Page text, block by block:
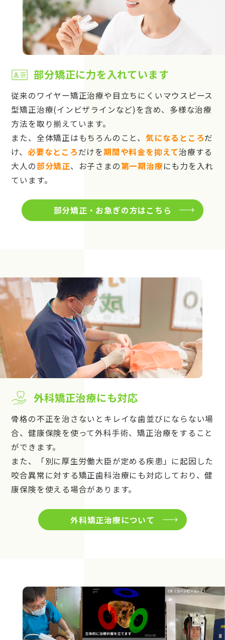
部分矯正に力を入れています
従来のワイヤー矯正治療や目立ちにくいマウスピース
型矯正治療(インビザラインなど)を含め、多様な治療
方法を取り揃えています。
また、全体矯正はもちろんのこと、 気になるところだ
け、 必要なところだけを期間や料金を抑えて治療する
大人の部分矯正、お子さまの第一期治療にも力を入れ
ています。
部分矯正・お急ぎの方はこちら
外科矯正治療にも対応
骨格の不正を治さないとキレイな歯並びにならない場
合、健康保険を使って外科手術、矯正治療をすること
ができます。
また、「別に厚生労働大臣が定める疾患」に起因した
咬合異常に対する矯正歯科治療にも対応しており、健
康保険を使える場合があります。
外科矯正治療について